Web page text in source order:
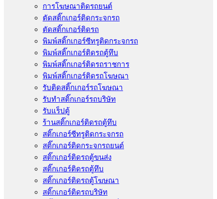
การโฆษณาติดรถยนต์
ตัดสติ๊กเกอร์ติดกระจกรถ
ตัดสติ๊กเกอร์ติดรถ
พิมพ์สติ๊กเกอร์ซีทรูติดกระจกรถ
พิมพ์สติ๊กเกอร์ติดรถตู้ทึบ
พิมพ์สติ๊กเกอร์ติดรถราชการ
พิมพ์สติ๊กเกอร์ติดรถโฆษณา
รับติดสติ๊กเกอร์รถโฆษณา
รับทำสติ๊กเกอร์รถบริษัท
รับแร็ปตู้
ร้านสติ๊กเกอร์ติดรถตู้ทึบ
สติ๊กเกอร์ซีทรูติดกระจกรถ
สติ๊กเกอร์ติดกระจกรถยนต์
สติ๊กเกอร์ติดรถตู้ขนส่ง
สติ๊กเกอร์ติดรถตู้ทึบ
สติ๊กเกอร์ติดรถตู้โฆษณา
สติ๊กเกอร์ติดรถบริษัท